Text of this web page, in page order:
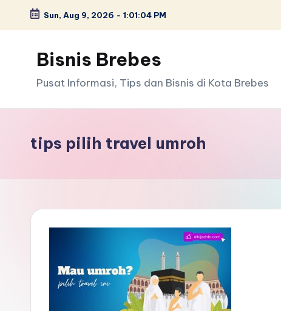
Skip
content
Sun, Aug 9, 2026 - 1:01:04 PM
Bisnis Brebes
Pusat Informasi, Tips dan Bisnis di Kota Brebes
tips pilih travel umroh